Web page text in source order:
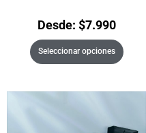
Desde: $7.990
Seleccionar opciones